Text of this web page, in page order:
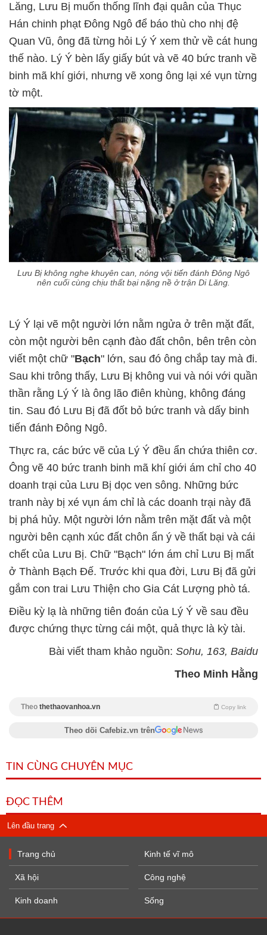
Lăng, Lưu Bị muốn thống lĩnh đại quân của Thục
Hán chinh phạt Đông Ngô để báo thù cho nhị đệ
Quan Vũ, ông đã từng hỏi Lý Ý xem thử về cát hung
thế nào. Lý Ý bèn lấy giấy bút và vẽ 40 bức tranh về
binh mã khí giới, nhưng vẽ xong ông lại xé vụn từng
tờ một.
Lưu Bị không nghe khuyên can, nóng vội tiến đánh Đông Ngô
nên cuối cùng chịu thất bại nặng nề ở trận Di Lăng.
Lý Ý lại vẽ một người lớn nằm ngửa ở trên mặt đất,
còn một người bên cạnh đào đất chôn, bên trên còn
viết một chữ "Bạch" lớn, sau đó ông chắp tay mà đi.
Sau khi trông thấy, Lưu Bị không vui và nói với quần
thần rằng Lý Ý là ông lão điên khùng, không đáng
tin. Sau đó Lưu Bị đã đốt bỏ bức tranh và dấy binh
tiến đánh Đông Ngô.
Thực ra, các bức vẽ của Lý Ý đều ẩn chứa thiên cơ.
Ông vẽ 40 bức tranh binh mã khí giới ám chỉ cho 40
doanh trại của Lưu Bị dọc ven sông. Những bức
tranh này bị xé vụn ám chỉ là các doanh trại này đã
bị phá hủy. Một người lớn nằm trên mặt đất và một
người bên cạnh xúc đất chôn ẩn ý về thất bại và cái
chết của Lưu Bị. Chữ "Bạch" lớn ám chỉ Lưu Bị mất
ở Thành Bạch Đế. Trước khi qua đời, Lưu Bị đã gửi
gắm con trai Lưu Thiện cho Gia Cát Lượng phò tá.
Điều kỳ lạ là những tiên đoán của Lý Ý về sau đều
được chứng thực từng cái một, quả thực là kỳ tài.
Bài viết tham khảo nguồn: Sohu, 163, Baidu
Theo Minh Hằng
Theo thethaovanhoa.vn Copy link
Theo dõi Cafebiz.vn trên
TIN CÙNG CHUYÊN MỤC
ĐỌC THÊM
Lên đầu trang
Trang chủ
Xã hội
Kinh doanh
Kinh tế vĩ mô
Công nghệ
Sống